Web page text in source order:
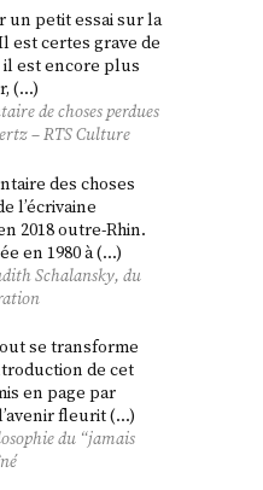
un petit essai sur la
est certes grave de
est encore plus
(…)
de choses perdues
– RTS Culture
des choses
l’écrivaine
2018 outre-Rhin.
en 1980 à (…)
Schalansky, du
se transforme
de cet
en page par
fleurit (…)
du “jamais